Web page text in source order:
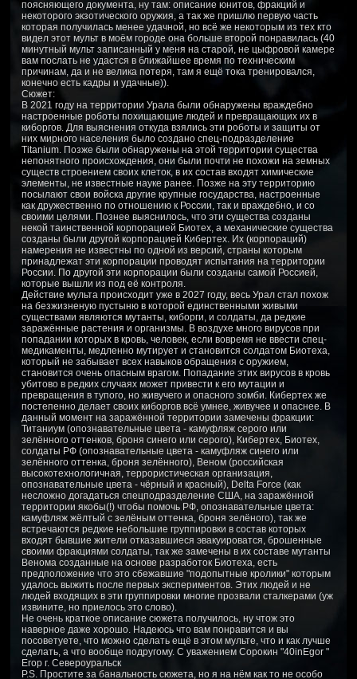
поясняющего документа, ну там: описание юнитов, фракций и
некоторого экзотического оружия, а так же пришлю первую часть
которая получилась менее удачной, но всё же некоторым из тех кто
видел этот мульт в моём городе она больше второй понравилась (40
минутный мульт записанный у меня на старой, не цыфровой камере
вам послать не удастся в ближайшее время по техническим
причинам, да и не велика потеря, там я ещё тока тренировался,
конечно есть кадры и удачные)).
Сюжет:
В 2021 году на территории Урала были обнаружены враждебно
настроенные роботы похищающие людей и превращающих их в
киборгов. Для выяснения откуда взялись эти роботы и защиты от
них мирного населения было создано спец-подразделение
Titanium. Позже были обнаружены на этой территории существа
непонятного происхождения, они были почти не похожи на земных
существ строением своих клеток, в их состав входят химические
элементы, не известные науке ранее. Позже на эту территорию
посылают свои войска другие крупные государства, настроенные
как дружественно по отношению к России, так и враждебно, и со
своими целями. Познее выяснилось, что эти существа созданы
некой таинственной корпорацией Биотех, а механические существа
созданы были другой корпорацией Кибертех. Их (корпораций)
намерения не известны по одной из версий, страны которым
принадлежат эти корпорации проводят испытания на территории
России. По другой эти корпорации были созданы самой Россией,
которые вышли из под её контроля.
Действие мульта происходит уже в 2027 году, весь Урал стал похож
на безжизненую пустыню в которой единственными живыми
существами являются мутанты, киборги, и солдаты, да редкие
заражённые растения и организмы. В воздухе много вирусов при
попадании которых в кровь, человек, если вовремя не ввести спец-
медикаменты, медленно мутирует и становится солдатом Биотеха,
который не забывает всех навыков обращения с оружием,
становится очень опасным врагом. Попадание этих вирусов в кровь
убитово в редких случаях может привести к его мутации и
превращения в тупого, но живучего и опасного зомби. Кибертех же
постепенно делает своих киборгов всё умнее, живучее и опаснее. В
данный момент на заражённой территории замечены фракции:
Титаниум (опознавательные цвета - камуфляж серого или
зелённого оттенков, броня синего или серого), Кибертех, Биотех,
солдаты РФ (опознавательные цвета - камуфляж синего или
зелённого оттенка, броня зелённого), Веном (российская
высокотехнологичная, террористическая организация,
опознавательные цвета - чёрный и красный), Delta Force (как
несложно догадаться спецподразделение США, на заражённой
территории якобы(!) чтобы помочь РФ, опознавательные цвета:
камуфляж жёлтый с зелёным оттенка, броня зелёного), так же
встречаются редкие небольшие группировки в состав которых
входят бывшие жители отказавшиеся эвакуироватся, брошенные
своими фракциями солдаты, так же замечены в их составе мутанты
Венома созданные на основе разработок Биотеха, есть
предположение что это сбежавшие "подопытные кролики" которым
удалось выжить после первых экспериментов. Этих людей и не
людей входящих в эти группировки многие прозвали сталкерами (уж
извините, но приелось это слово).
Не очень краткое описание сюжета получилось, ну чтож это
наверное даже хорошо. Надеюсь что вам понравится и вы
посоветуете, что можно сделать ещё в этом мульте, что и как лучше
сделать, а что вообще подругому. С уважением Сорокин "40inEgor "
Егор г. Североуральск
P.S. Простите за банальность сюжета, но я на нём как то не особо